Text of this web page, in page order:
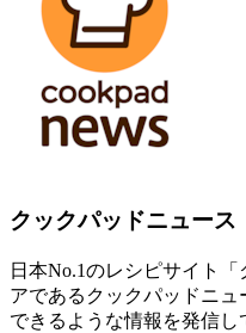
クックパッドニュース
日本No.1のレシピサイト
アであるクックパッドニ
できるような情報を発信し